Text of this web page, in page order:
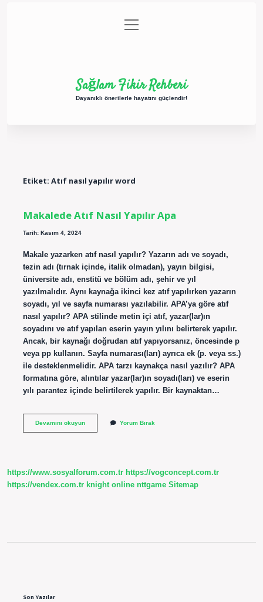
Gizlilik Politikası
menüyü
aç
Sağlam Fikir Rehberi
Dayanıklı önerilerle hayatını güçlendir!
Etiket: Atıf nasıl yapılır word
Makalede Atıf Nasıl Yapılır Apa
Tarih: Kasım 4, 2024
Makale yazarken atıf nasıl yapılır? Yazarın adı ve soyadı,
tezin adı (tırnak içinde, italik olmadan), yayın bilgisi,
üniversite adı, enstitü ve bölüm adı, şehir ve yıl
yazılmalıdır. Aynı kaynağa ikinci kez atıf yapılırken yazarın
soyadı, yıl ve sayfa numarası yazılabilir. APA’ya göre atıf
nasıl yapılır? APA stilinde metin içi atıf, yazar(lar)ın
soyadını ve atıf yapılan eserin yayın yılını belirterek yapılır.
Ancak, bir kaynağı doğrudan atıf yapıyorsanız, öncesinde p
veya pp kullanın. Sayfa numarası(ları) ayrıca ek (p. veya ss.)
ile desteklenmelidir. APA tarzı kaynakça nasıl yazılır? APA
formatına göre, alıntılar yazar(lar)ın soyadı(ları) ve eserin
yılı parantez içinde belirtilerek yapılır. Bir kaynaktan…
Devamını okuyunMakalede
Yorum Bırak
https://www.sosyalforum.com.tr https://vogconcept.com.tr
https://vendex.com.tr knight online nttgame Sitemap
Son Yazılar